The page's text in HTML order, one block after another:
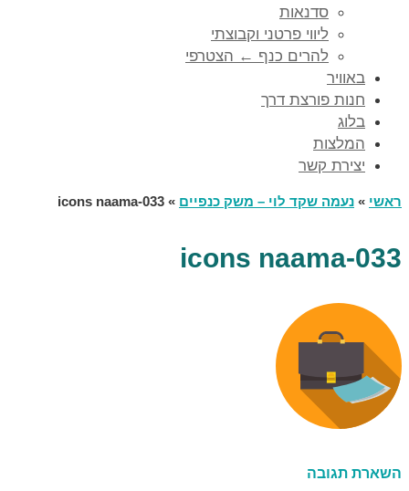
סדנאות
ליווי פרטני וקבוצתי
להרים כנף ← הצטרפי
באוויר
חנות פורצת דרך
בלוג
המלצות
יצירת קשר
ראשי » נעמה שקד לוי – משק כנפיים »
icons naama-033
icons naama-033
השארת תגובה